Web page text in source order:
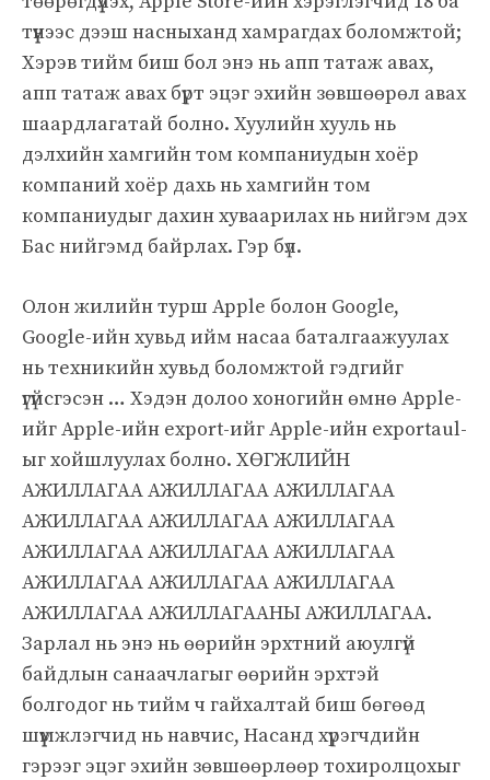
түүнээс дээш насныханд хамрагдах боломжтой;
Хэрэв тийм биш бол энэ нь апп татаж авах,
апп татаж авах бүрт эцэг эхийн зөвшөөрөл авах
шаардлагатай болно. Хуулийн хууль нь
дэлхийн хамгийн том компаниудын хоёр
компаний хоёр дахь нь хамгийн том
компаниудыг дахин хуваарилах нь нийгэм дэх
Бас нийгэмд байрлах. Гэр бүл.
Олон жилийн турш Apple болон Google,
Google-ийн хувьд ийм насаа баталгаажуулах
нь техникийн хувьд боломжтой гэдгийг
үгүйсгэсэн … Хэдэн долоо хоногийн өмнө Apple-
ийг Apple-ийн export-ийг Apple-ийн exportaul-
ыг хойшлуулах болно. ХӨГЖЛИЙН
АЖИЛЛАГАА АЖИЛЛАГАА АЖИЛЛАГАА
АЖИЛЛАГАА АЖИЛЛАГАА АЖИЛЛАГАА
АЖИЛЛАГАА АЖИЛЛАГАА АЖИЛЛАГАА
АЖИЛЛАГАА АЖИЛЛАГАА АЖИЛЛАГАА
АЖИЛЛАГАА АЖИЛЛАГААНЫ АЖИЛЛАГАА.
Зарлал нь энэ нь өөрийн эрхтний аюулгүй
байдлын санаачлагыг өөрийн эрхтэй
болгодог нь тийм ч гайхалтай биш бөгөөд
шүүмжлэгчид нь навчис, Насанд хүрэгчдийн
гэрээг эцэг эхийн зөвшөөрлөөр тохиролцохыг